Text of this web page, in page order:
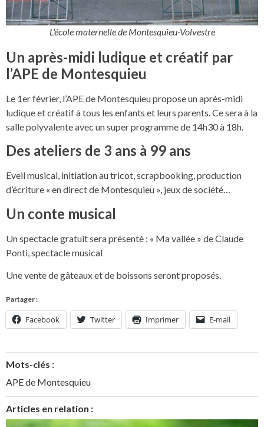
L'école maternelle de Montesquieu-Volvestre
Un après-midi ludique et créatif par
l’APE de Montesquieu
Le 1er février, l’APE de Montesquieu propose un après-midi
ludique et créatif à tous les enfants et leurs parents. Ce sera à la
salle polyvalente avec un super programme de 14h30 à 18h.
Des ateliers de 3 ans à 99 ans
Eveil musical, initiation au tricot, scrapbooking, production
d’écriture « en direct de Montesquieu », jeux de société…
Un conte musical
Un spectacle gratuit sera présenté : « Ma vallée » de Claude
Ponti, spectacle musical
Une vente de gâteaux et de boissons seront proposés.
Partager :
Facebook Twitter Imprimer E-mail
Mots-clés :
APE de Montesquieu
Articles en relation :